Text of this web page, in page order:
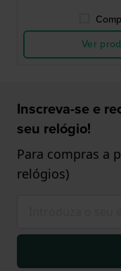
Ver
Inscreva-se e
seu relógio!
Para compras a
relógios)